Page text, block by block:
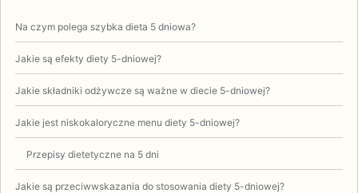
Na czym polega szybka dieta 5 dniowa?
Jakie są efekty diety 5-dniowej?
Jakie składniki odżywcze są ważne w diecie 5-dniowej?
Jakie jest niskokaloryczne menu diety 5-dniowej?
Przepisy dietetyczne na 5 dni
Jakie są przeciwwskazania do stosowania diety 5-dniowej?